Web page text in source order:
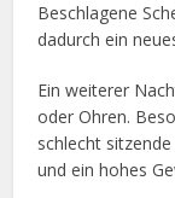
Beschlagene
dadurch ein
Ein weiterer
oder Ohren.
schlecht
und ein hohes